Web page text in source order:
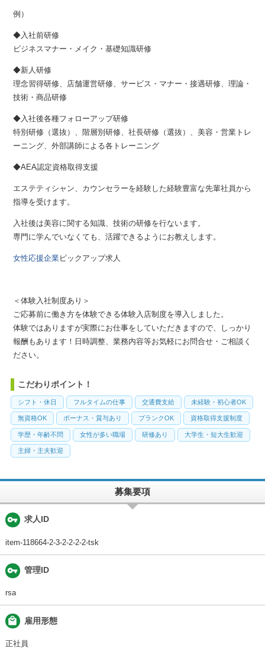
例）
◆入社前研修
ビジネスマナー・メイク・基礎知識研修
◆新人研修
理念習得研修、店舗運営研修、サービス・マナー・接遇研修、理論・
技術・商品研修
◆入社後各種フォローアップ研修
特別研修（選抜）、階層別研修、社長研修（選抜）、美容・営業トレ
ーニング、外部講師による各トレーニング
◆AEA認定資格取得支援
エステティシャン、カウンセラーを経験した経験豊富な先輩社員から
指導を受けます。
入社後は美容に関する知識、技術の研修を行ないます。
専門に学んでいなくても、活躍できるようにお教えします。
女性応援企業ピックアップ求人
＜体験入社制度あり＞
ご応募前に働き方を体験できる体験入店制度を導入しました。
体験ではありますが実際にお仕事をしていただきますので、しっかり
報酬もあります！日時調整、業務内容等お気軽にお問合せ・ご相談く
ださい。
こだわりポイント！
シフト・休日 フルタイムの仕事 交通費支給 未経験・初心者OK
無資格OK ボーナス・賞与あり ブランクOK 資格取得支援制度
学歴・年齢不問 女性が多い職場 研修あり 大学生・短大生歓迎
主婦・主夫歓迎
募集要項
vpn_key 求人ID
item-118664-2-3-2-2-2-2-tsk
vpn_key 管理ID
rsa
local_mall 雇用形態
正社員